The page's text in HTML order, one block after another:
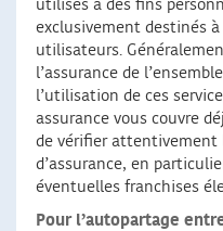
utilisés à des fins
exclusivement destinés
utilisateurs.
l’assurance de
l’utilisation de ces
assurance vous couvre
de vérifier attentivement
d’assurance, en
éventuelles franchises
Pour l’autopartage